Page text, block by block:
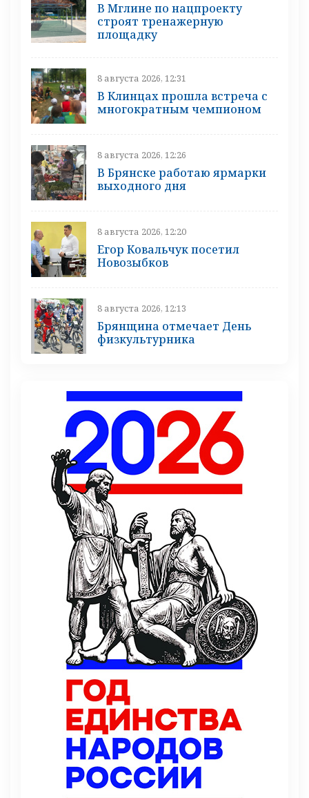
В Мглине по нацпроекту
строят тренажерную
площадку
8 августа 2026, 12:31
В Клинцах прошла встреча с
многократным чемпионом
8 августа 2026, 12:26
В Брянске работаю ярмарки
выходного дня
8 августа 2026, 12:20
Егор Ковальчук посетил
Новозыбков
8 августа 2026, 12:13
Брянщина отмечает День
физкультурника